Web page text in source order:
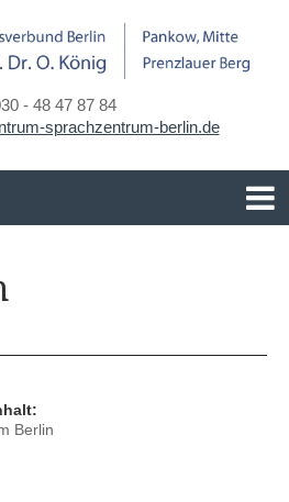
- 48 47 87 84
sprachzentrum-berlin.de
Berlin